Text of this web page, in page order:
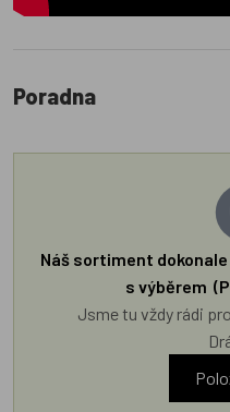
Poradna
Náš sortiment
s výběrem
Jsme tu vždy rádi